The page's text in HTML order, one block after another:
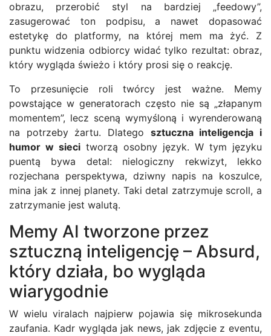
obrazu, przerobić styl na bardziej „feedowy”,
zasugerować ton podpisu, a nawet dopasować
estetykę do platformy, na której mem ma żyć. Z
punktu widzenia odbiorcy widać tylko rezultat: obraz,
który wygląda świeżo i który prosi się o reakcję.
To przesunięcie roli twórcy jest ważne. Memy
powstające w generatorach często nie są „złapanym
momentem”, lecz sceną wymyśloną i wyrenderowaną
na potrzeby żartu. Dlatego sztuczna inteligencja i
humor w sieci tworzą osobny język. W tym języku
puentą bywa detal: nielogiczny rekwizyt, lekko
rozjechana perspektywa, dziwny napis na koszulce,
mina jak z innej planety. Taki detal zatrzymuje scroll, a
zatrzymanie jest walutą.
Memy AI tworzone przez
sztuczną inteligencję – Absurd,
który działa, bo wygląda
wiarygodnie
W wielu viralach najpierw pojawia się mikrosekunda
zaufania. Kadr wygląda jak news, jak zdjęcie z eventu,